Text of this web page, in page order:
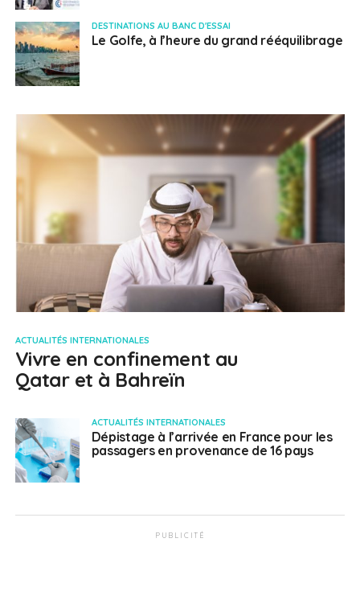
DESTINATIONS AU BANC D'ESSAI
Le Golfe, à l’heure du grand rééquilibrage
ACTUALITÉS INTERNATIONALES
Vivre en confinement au
Qatar et à Bahreïn
ACTUALITÉS INTERNATIONALES
Dépistage à l’arrivée en France pour les
passagers en provenance de 16 pays
PUBLICITÉ